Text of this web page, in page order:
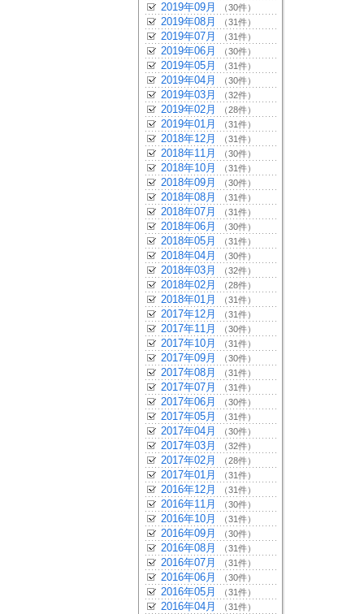
2019年09月 （30件）
2019年08月 （31件）
2019年07月 （31件）
2019年06月 （30件）
2019年05月 （31件）
2019年04月 （30件）
2019年03月 （32件）
2019年02月 （28件）
2019年01月 （31件）
2018年12月 （31件）
2018年11月 （30件）
2018年10月 （31件）
2018年09月 （30件）
2018年08月 （31件）
2018年07月 （31件）
2018年06月 （30件）
2018年05月 （31件）
2018年04月 （30件）
2018年03月 （32件）
2018年02月 （28件）
2018年01月 （31件）
2017年12月 （31件）
2017年11月 （30件）
2017年10月 （31件）
2017年09月 （30件）
2017年08月 （31件）
2017年07月 （31件）
2017年06月 （30件）
2017年05月 （31件）
2017年04月 （30件）
2017年03月 （32件）
2017年02月 （28件）
2017年01月 （31件）
2016年12月 （31件）
2016年11月 （30件）
2016年10月 （31件）
2016年09月 （30件）
2016年08月 （31件）
2016年07月 （31件）
2016年06月 （30件）
2016年05月 （31件）
2016年04月 （31件）